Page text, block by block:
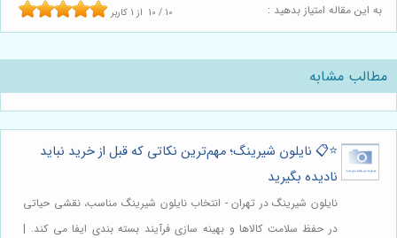
به این مقاله امتیاز بدهید : 10 / 10 از 1 کاربر
مطالب مشابه
⭐️📋 نایلون شیرینگ؛ مهم‌ترین نکاتی که قبل از خرید نباید
نادیده بگیرید
نایلون شیرینگ در تهران - انتخاب نایلون شیرینگ مناسب، نقشی حیاتی
در حفظ سلامت کالاها و بهینه سازی فرآیند بسته بندی ایفا می کند. |